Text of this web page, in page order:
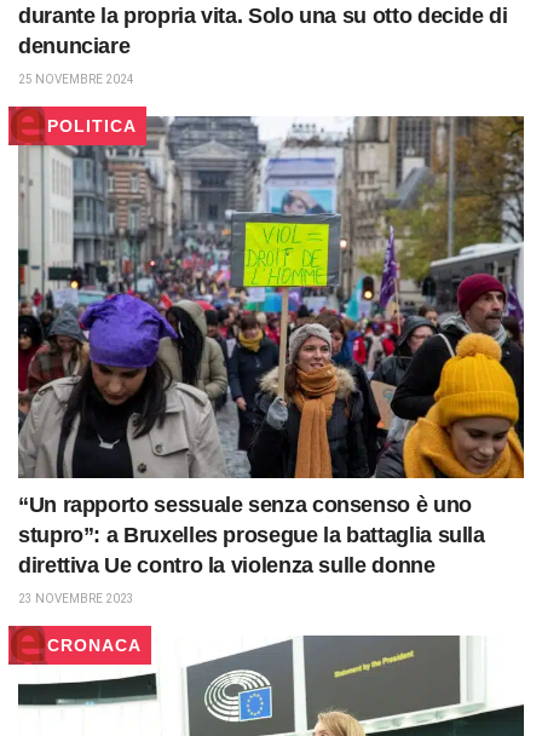
durante la propria vita. Solo una su otto decide di
denunciare
25 NOVEMBRE 2024
POLITICA
“Un rapporto sessuale senza consenso è uno
stupro”: a Bruxelles prosegue la battaglia sulla
direttiva Ue contro la violenza sulle donne
23 NOVEMBRE 2023
CRONACA